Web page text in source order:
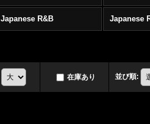
Japanese R&B Japanese
在庫あり 並び順: